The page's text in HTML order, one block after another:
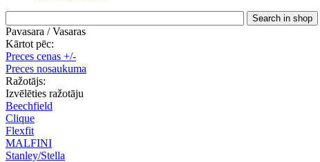
Pavasara / Vasaras
Kārtot pēc:
Preces cenas +/-
Preces nosaukuma
Ražotājs:
Izvēlēties ražotāju
Beechfield
Clique
Flexfit
MALFINI
Stanley/Stella